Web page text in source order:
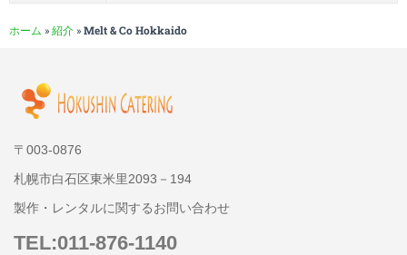
ホーム » 紹介 » Melt & Co Hokkaido
〒003-0876
札幌市白石区東米里2093－194
製作・レンタルに関するお問い合わせ
TEL:011-876-1140